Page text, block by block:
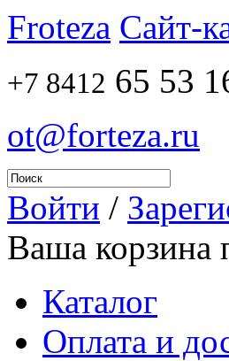
Froteza Сайт-
+7 8412 65 53
ot@forteza.ru
Войти /
Ваша корзина
Каталог
Оплата и